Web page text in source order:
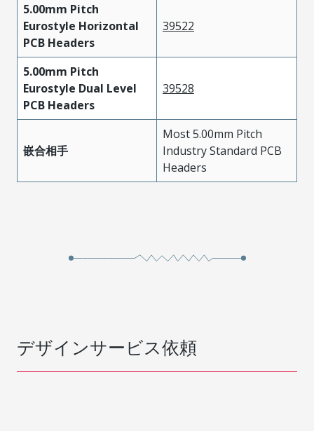
5.00mm Pitch
Eurostyle Horizontal
PCB Headers
39522
5.00mm Pitch
Eurostyle Dual Level
PCB Headers
39528
嵌合相手
Most 5.00mm Pitch
Industry Standard PCB
Headers
デザインサービス依頼